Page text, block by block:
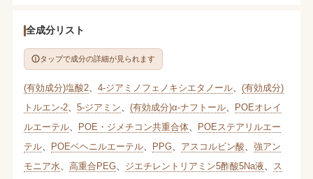
全成分リスト
タップで成分の詳細が見られます
(有効成分)塩酸2、 4-ジアミノフェノキシエタノール、 (有効成分)
トルエン-2、 5-ジアミン (有効成分)α-ナフトール、 POEオレイ
ルエーテル、 POE・ジメチコン共重合体、 POEステアリルエー
テル、 POEベヘニルエーテル、 PPG、 アスコルビン酸
強アン
モニア水
高重合PEG、 ジエチレントリアミン5酢酸5Na液
ス